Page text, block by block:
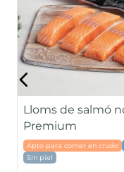
Musclo d'origen
seu suc